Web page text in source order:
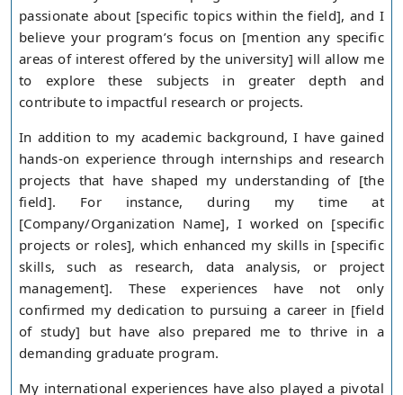
passionate about [specific topics within the field], and I
believe your program’s focus on [mention any specific
areas of interest offered by the university] will allow me
to explore these subjects in greater depth and
contribute to impactful research or projects.
In addition to my academic background, I have gained
hands-on experience through internships and research
projects that have shaped my understanding of [the
field]. For instance, during my time at
[Company/Organization Name], I worked on [specific
projects or roles], which enhanced my skills in [specific
skills, such as research, data analysis, or project
management]. These experiences have not only
confirmed my dedication to pursuing a career in [field
of study] but have also prepared me to thrive in a
demanding graduate program.
My international experiences have also played a pivotal